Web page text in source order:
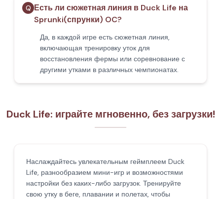
Q Есть ли сюжетная линия в Duck Life на
Sprunki(спрунки) OC?
Да, в каждой игре есть сюжетная линия,
включающая тренировку уток для
восстановления фермы или соревнование с
другими утками в различных чемпионатах.
Duck Life: играйте мгновенно, без загрузки!
Наслаждайтесь увлекательным геймплеем Duck
Life, разнообразием мини-игр и возможностями
настройки без каких-либо загрузок. Тренируйте
свою утку в беге, плавании и полетах, чтобы